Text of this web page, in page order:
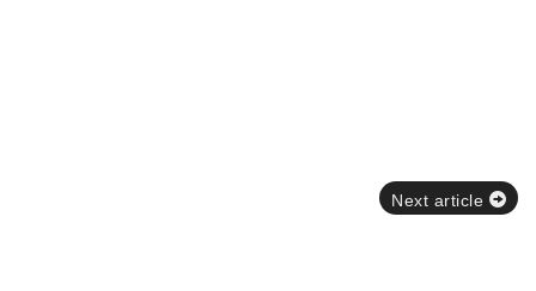
Next article